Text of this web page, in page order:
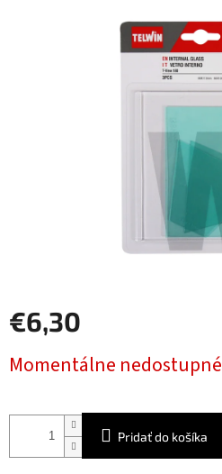
€6,30
cena:
Momentálne nedostupné
Pridať do košíka